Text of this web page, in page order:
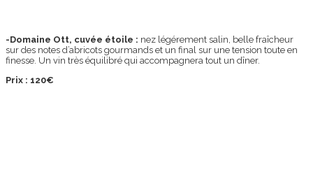
-Domaine Ott, cuvée étoile : nez légérement salin, belle fraîcheur
sur des notes d’abricots gourmands et un final sur une tension toute en
finesse. Un vin très équilibré qui accompagnera tout un dîner.
Prix : 120€